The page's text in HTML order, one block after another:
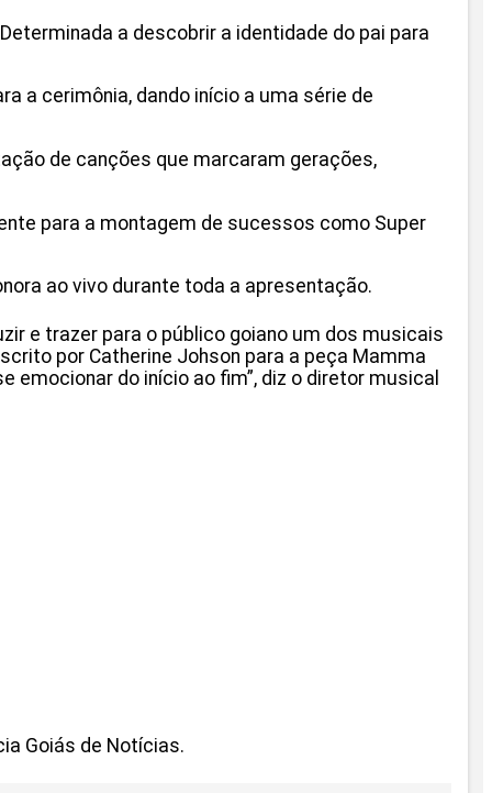
a descobrir a identidade do pai para
a cerimônia, dando início a uma série de
de canções que marcaram gerações,
para a montagem de sucessos como Super
ao vivo durante toda a apresentação.
e trazer para o público goiano um dos musicais
por Catherine Johson para a peça Mamma
emocionar do início ao fim”, diz o diretor musical
Goiás de Notícias.